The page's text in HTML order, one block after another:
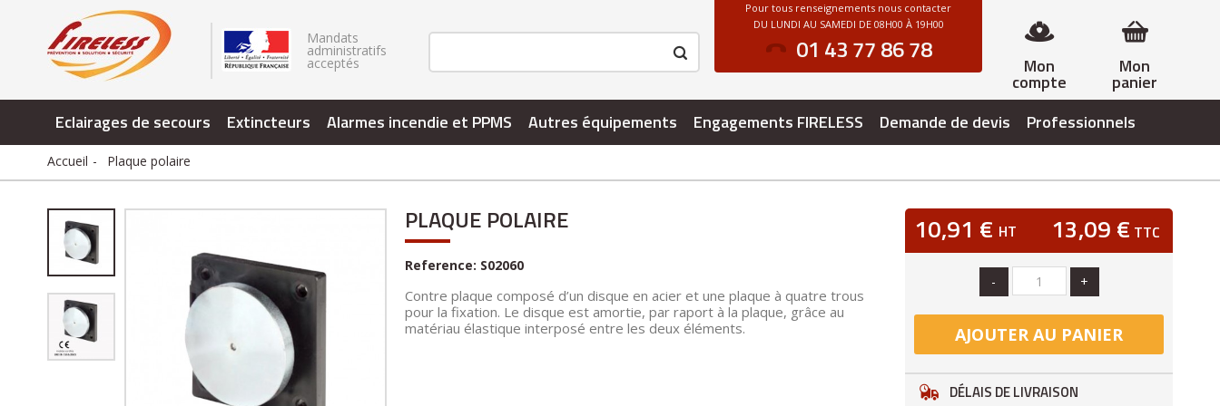
Mandats
administratifs
acceptés Mon
panier
Mon
compte
Pour tous renseignements nous contacter
DU LUNDI AU SAMEDI DE 08H00 À 19H00
01 43 77 86 78
Eclairages de secours Extincteurs Alarmes incendie et PPMS Autres équipements Engagements FIRELESS Demande de devis Professionnels
Accueil Plaque polaire
PLAQUE POLAIRE
Reference: S02060
Contre plaque composé d’un disque en acier et une plaque à quatre trous
pour la fixation. Le disque est amortie, par raport à la plaque, grâce au
matériau élastique interposé entre les deux éléments.
10,91 € HT 13,09 € TTC
- +
AJOUTER AU PANIER
DÉLAIS DE LIVRAISON